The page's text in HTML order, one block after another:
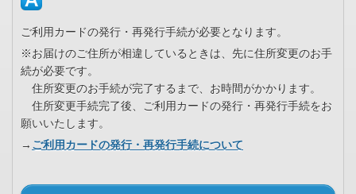
ご利用カードの発行・再発行手続が必要となります。
※お届けのご住所が相違しているときは、先に住所変更のお手
続が必要です。
住所変更のお手続が完了するまで、お時間がかかります。
住所変更手続完了後、ご利用カードの発行・再発行手続をお
願いいたします。
→ ご利用カードの発行・再発行手続について